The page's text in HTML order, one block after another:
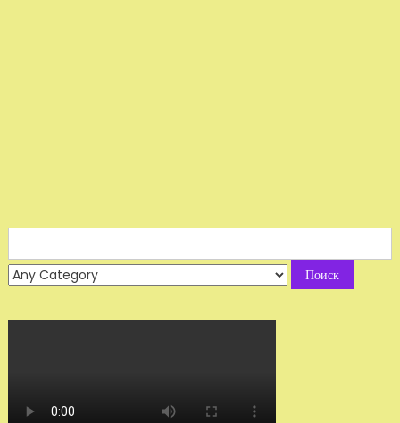
for: